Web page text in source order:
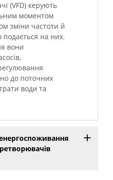
(VFD) керують
моментом
зміни частоти й
на них.
вони
до поточних
води та